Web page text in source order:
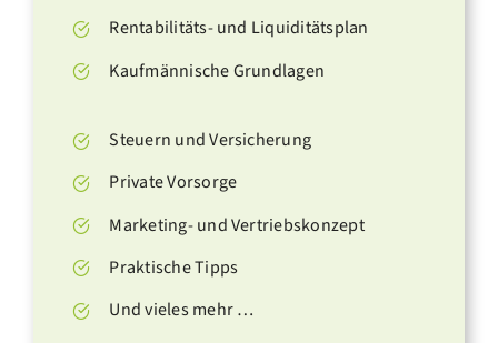
Rentabilitäts- und Liquiditätsplan
Kaufmännische Grundlagen
Steuern und Versicherung
Private Vorsorge
Marketing- und Vertriebskonzept
Praktische Tipps
Und vieles mehr …